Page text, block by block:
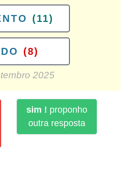
(11)
(8)
2025
sim ! proponho
outra resposta